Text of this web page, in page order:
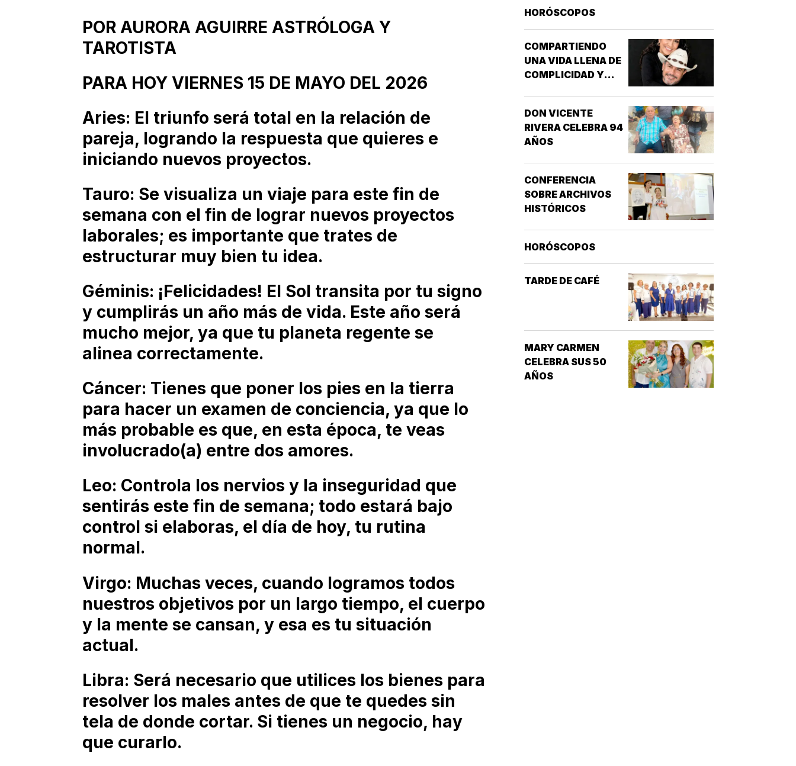
POR AURORA AGUIRRE ASTRÓLOGA Y
TAROTISTA
PARA HOY VIERNES 15 DE MAYO DEL 2026
Aries: El triunfo será total en la relación de
pareja, logrando la respuesta que quieres e
iniciando nuevos proyectos.
Tauro: Se visualiza un viaje para este fin de
semana con el fin de lograr nuevos proyectos
laborales; es importante que trates de
estructurar muy bien tu idea.
Géminis: ¡Felicidades! El Sol transita por tu signo
y cumplirás un año más de vida. Este año será
mucho mejor, ya que tu planeta regente se
alinea correctamente.
Cáncer: Tienes que poner los pies en la tierra
para hacer un examen de conciencia, ya que lo
más probable es que, en esta época, te veas
involucrado(a) entre dos amores.
Leo: Controla los nervios y la inseguridad que
sentirás este fin de semana; todo estará bajo
control si elaboras, el día de hoy, tu rutina
normal.
Virgo: Muchas veces, cuando logramos todos
nuestros objetivos por un largo tiempo, el cuerpo
y la mente se cansan, y esa es tu situación
actual.
Libra: Será necesario que utilices los bienes para
resolver los males antes de que te quedes sin
tela de donde cortar. Si tienes un negocio, hay
que curarlo.
MARÍA LA MAYOR EN ROMA. NUESTRA
INGLATERRA *EL EVANGELIO
SEGÚN…
HORÓSCOPOS
COMPARTIENDO
UNA VIDA LLENA DE
COMPLICIDAD Y
DON VICENTE
RIVERA CELEBRA 94
AÑOS
CONFERENCIA
SOBRE ARCHIVOS
HISTÓRICOS
HORÓSCOPOS
TARDE DE CAFÉ
MARY CARMEN
CELEBRA SUS 50
AÑOS